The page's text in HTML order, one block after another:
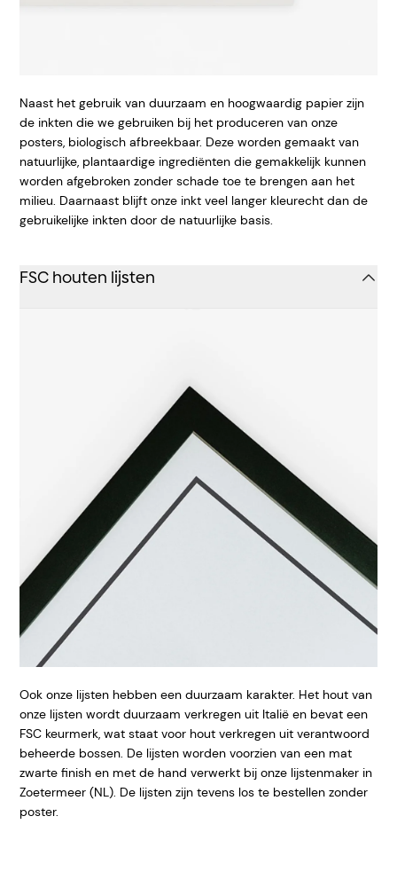
Naast het gebruik van duurzaam en hoogwaardig papier zijn
de inkten die we gebruiken bij het produceren van onze
posters, biologisch afbreekbaar. Deze worden gemaakt van
natuurlijke, plantaardige ingrediënten die gemakkelijk kunnen
worden afgebroken zonder schade toe te brengen aan het
milieu. Daarnaast blijft onze inkt veel langer kleurecht dan de
gebruikelijke inkten door de natuurlijke basis.
FSC houten lijsten
Ook onze lijsten hebben een duurzaam karakter. Het hout van
onze lijsten wordt duurzaam verkregen uit Italië en bevat een
FSC keurmerk, wat staat voor hout verkregen uit verantwoord
beheerde bossen. De lijsten worden voorzien van een mat
zwarte finish en met de hand verwerkt bij onze lijstenmaker in
Zoetermeer (NL). De lijsten zijn tevens los te bestellen zonder
poster.